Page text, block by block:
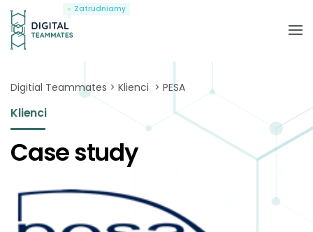
Zatrudniamy
Digitial Teammates Klienci PESA
Klienci
Case study